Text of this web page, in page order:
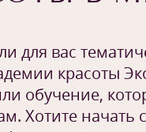
для вас
красоты
обучение,
Хотите начать